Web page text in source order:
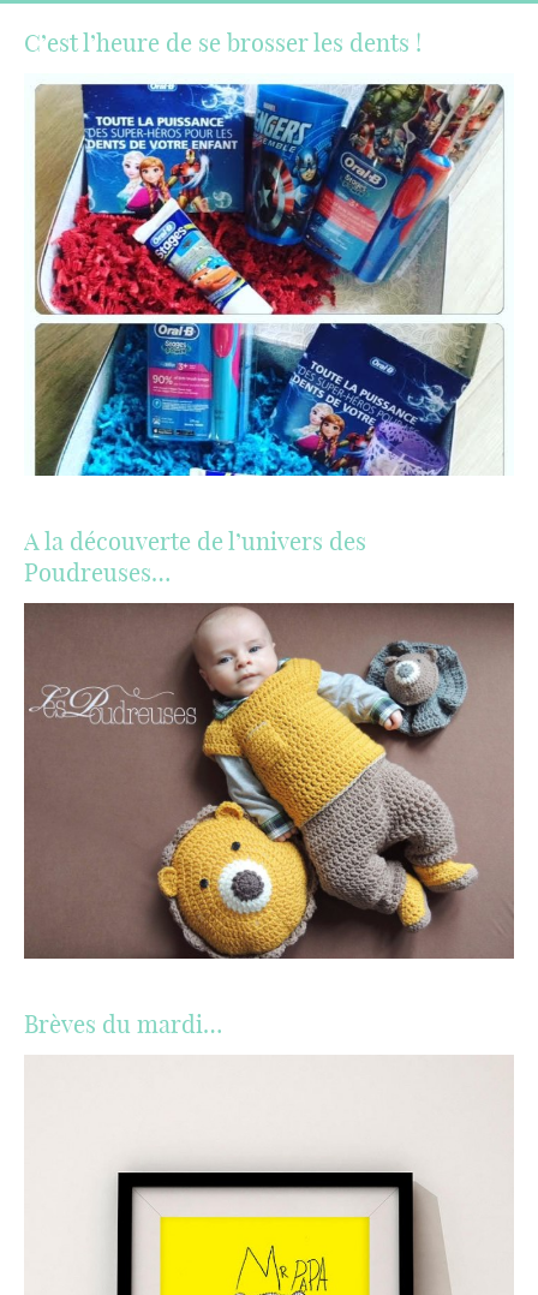
C’est l’heure de se brosser les dents !
A la découverte de l’univers des
Poudreuses…
Brèves du mardi…